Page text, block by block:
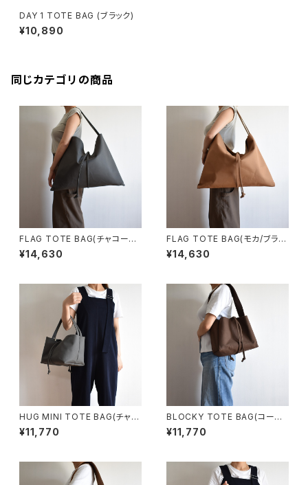
DAY 1 TOTE BAG (ブラック)
¥10,890
同じカテゴリの商品
FLAG TOTE BAG(チャコール/
グレー)
¥14,630
FLAG TOTE BAG(モカ/ブラウ
ン)
¥14,630
HUG MINI TOTE BAG(チャコ
ール/グレー)
¥11,770
BLOCKY TOTE BAG(コーヒ
ー/ブラウン)
¥11,770